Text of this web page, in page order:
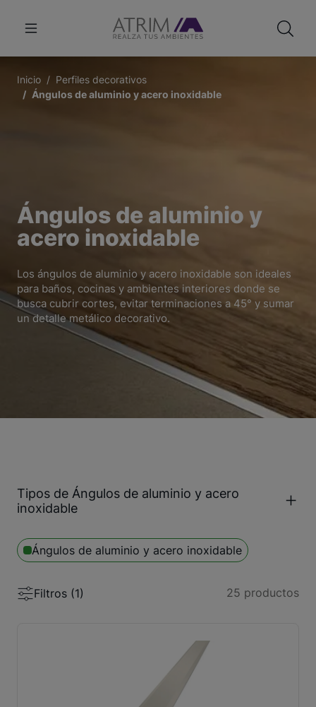
Inicio
Perfiles decorativos
Ángulos de aluminio y acero inoxidable
Ángulos de aluminio y
acero inoxidable
Los ángulos de aluminio y acero inoxidable son ideales
para baños, cocinas y ambientes interiores donde se
busca cubrir cortes, evitar terminaciones a 45° y sumar
un detalle metálico decorativo.
Tipos de Ángulos de aluminio y acero
inoxidable
Ángulos de aluminio y acero inoxidable
Filtros (1) 25 productos